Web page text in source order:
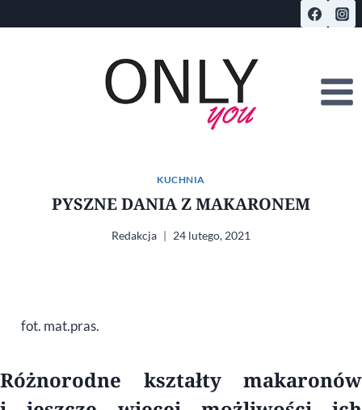
do
KUCHNIA
PYSZNE DANIA Z MAKARONEM
Redakcja 24 lutego, 2021
fot. mat.pras.
Różnorodne kształty makaronów